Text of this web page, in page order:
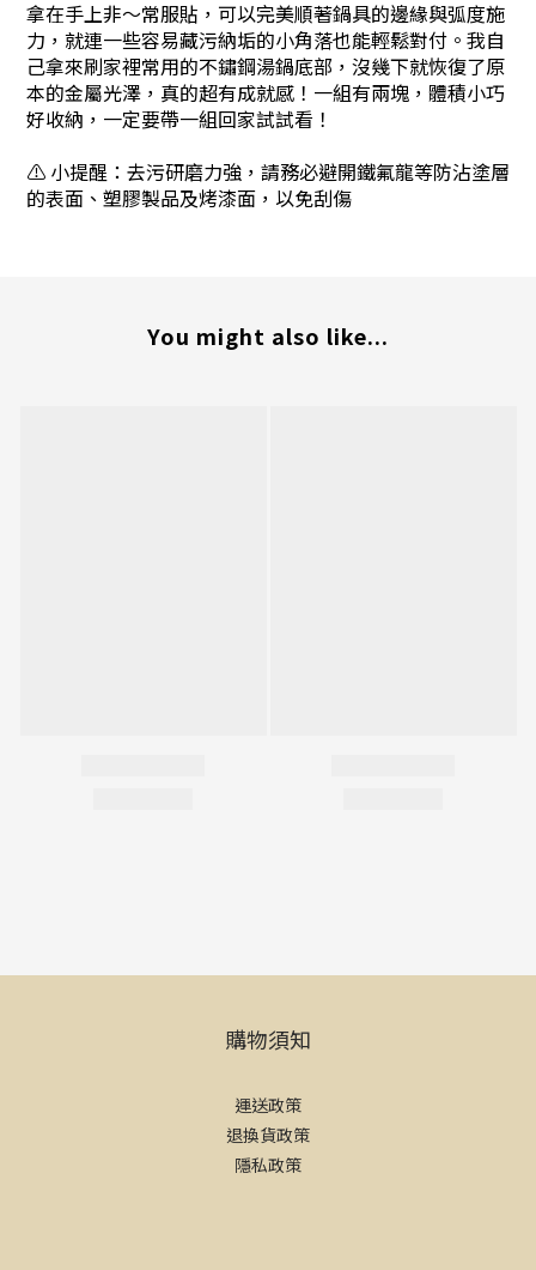
拿在手上非～常服貼，可以完美順著鍋具的邊緣與弧度施
力，就連一些容易藏污納垢的小角落也能輕鬆對付。我自
己拿來刷家裡常用的不鏽鋼湯鍋底部，沒幾下就恢復了原
本的金屬光澤，真的超有成就感！一組有兩塊，體積小巧
好收納，一定要帶一組回家試試看！
⚠️ 小提醒：去污研磨力強，請務必避開鐵氟龍等防沾塗層
的表面、塑膠製品及烤漆面，以免刮傷
You might also like...
購物須知
運送政策
退換貨政策
隱私政策